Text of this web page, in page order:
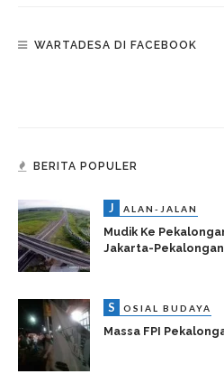
WARTADESA DI FACEBOOK
BERITA POPULER
J ALAN-JALAN
Mudik Ke
Jakarta-Pekalongan
S OSIAL BUDAYA
Massa FPI